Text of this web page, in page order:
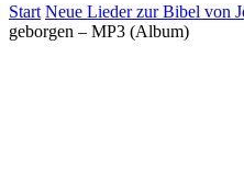
Start Neue Lieder zur Bibel von
geborgen – MP3 (Album)